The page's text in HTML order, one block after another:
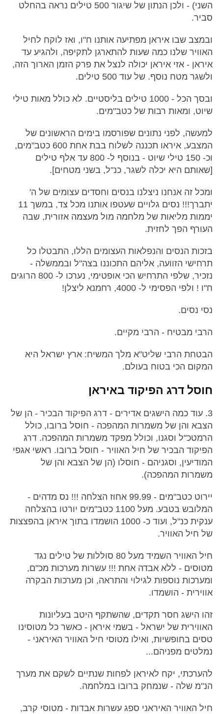
השני) - ולכן הנתון של שיגור 500 טילים נראה בהחלט
סביר.
ובמצב שבו איראן מפתיעה אותנו ח"ו, ואז לוקח לחיל
האוויר שלנו כמה שעות להתארגן לתקיפה, ולהגיע עד
איראן - אזי איראן יכולה לנצל את פרק הזמן הארוך הזה,
ולשגר מטח נוסף. של עוד 500 טילים.
ובסך הכל - 1000 טילים בליסטיים. לא כולל מאות טילי
שיוט, ומאות רבות של כטב"מים.
למעשה, לפני נתונים שפורסמו בימים הראשונים של
המצבע, איראו תכננה לשלוח בבת אחת 600 כטב"מים,
וכ- 150 טילי שיוט - בנוסף ל- 800 עד אלף טילים
[שאותם היא יכלה לשגר, כנ"ל, בשני מטחים].
ומכל זה אנחנו ניצלנו בנסים וחסדים עצומים של ה'
יתברך!!! נסים גלויים שעטפו אותנו מכל צד, במשך 11
יממות מליאות של מלחמה מול מעצמה אזורית, שבה
העורף הפך לחזית.
בזכות הנסים והנפלאות העצומים הללו, התבטלו כל
תרחישי הזוועה, אליהם התכוננו בצה"ל ובממשלה -
נזכיר, שלפי התרחיש הכי אופטימי, נערכו ל- 800 הרוגים
ח"ו ! ולפי הפסימי ל- 4000, רחמנא ליצלן!
נסי נסים.
הרבי מבטיח - הרבי מקיים.
הבטחת הרבי שליט"א מלך המשיח: ארץ ישראל היא
המקום הכי בטוח בעולם.
חוסל דרג הפיקוד באיראן
3. עוד כמה הישגים אדירים - דרג הפיקוד הבכיר - הן של
הצבא והן של משמרות המהפכה - חוסל ברובו, כולל
הרמטכ"ל וסגנו, וכולל מפקד משמרות המהפכה. דרג
הפיקוד הבכיר של חיל האוויר - חוסל ברובו. ראשי אגפי
המודיעין, וסגניהם - חוסלו (הן של הצבא והן של
משמרות המהפכה).
יירוט כטב"מים - 99.99 אחוז הצלחה !!! נס מדהים -
המלובש בטבע. מעל 1100 כטב"מים יורטו בהצלחה
ענקית כנ"ל, ועוד כ- 1000 הושמדו בתוך איראן בהפצצות
של חיל האוויר.
חיל האוויר השמיד מעל 80 סוללות של טילים נגד
מטוסים - ללא אבדה אחת !!! עשרות מערכות מכ"ם,
ומערכות נוספות לגילוי והתראה, וכן מערכות הבקרה
אווירית - הושמדו.
זהו הישג חסר תקדים, שהשתקף היטב בעליונות
האווירית של ישראל - בשמי איראן - כאשר כל מטוסינו
טסים בחופשיות, ואילו מטוסי חיל האוויר האיראני -
נמלטים מפניהם...
להערכתי, יקח לאיראן לפחות שנתיים לשקם את מערך
הנ"מ שלה - שנמחק ברובו במלחמה.
חיל האוויר האיראני ספג עשרות אבדות - מטוסי קרב,